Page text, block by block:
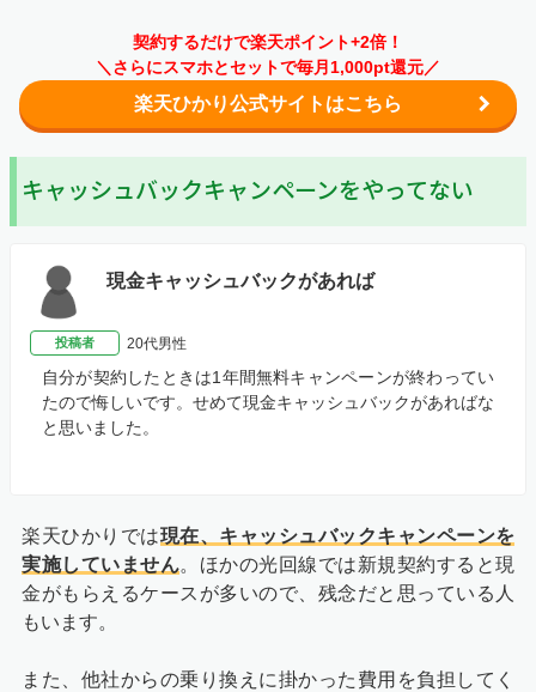
契約するだけで楽天ポイント+2倍！
＼さらにスマホとセットで毎月1,000pt還元／
楽天ひかり公式サイトはこちら
キャッシュバックキャンペーンをやってない
現金キャッシュバックがあれば
投稿者 20代男性
自分が契約したときは1年間無料キャンペーンが終わってい
たので悔しいです。せめて現金キャッシュバックがあればな
と思いました。
楽天ひかりでは現在、キャッシュバックキャンペーンを
実施していません。ほかの光回線では新規契約すると現
金がもらえるケースが多いので、残念だと思っている人
もいます。
また、他社からの乗り換えに掛かった費用を負担してく